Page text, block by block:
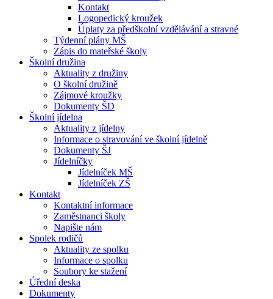
Kontakt
Logopedický kroužek
Úplaty za předškolní vzdělávání a stravné
Týdenní plány MŠ
Zápis do mateřské školy
Školní družina
Aktuality z družiny
O školní družině
Zájmové kroužky
Dokumenty ŠD
Školní jídelna
Aktuality z jídelny
Informace o stravování ve školní jídelně
Dokumenty ŠJ
Jídelníčky
Jídelníček MŠ
Jídelníček ZŠ
Kontakt
Kontaktní informace
Zaměstnanci školy
Napište nám
Spolek rodičů
Aktuality ze spolku
Informace o spolku
Soubory ke stažení
Úřední deska
Dokumenty